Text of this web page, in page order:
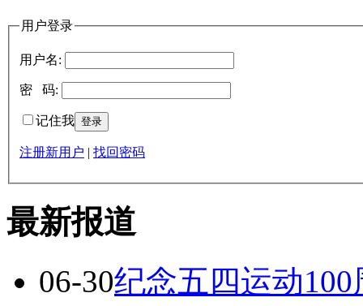
用户登录
用户名:
密 码:
记住我
注册新用户 找回密码
最新报道
06-30纪念五四运动